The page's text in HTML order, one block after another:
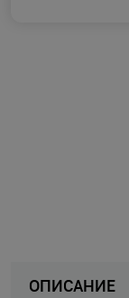
ОПИСАНИЕ